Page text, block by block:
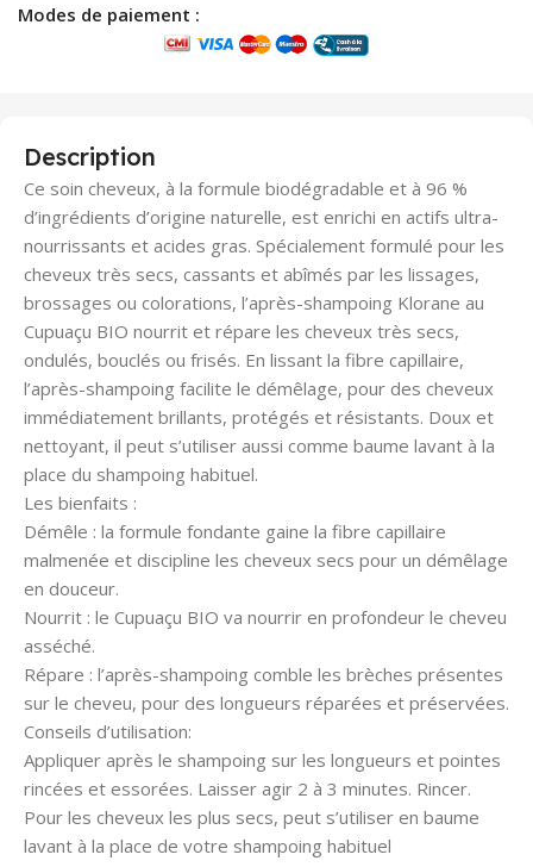
Modes de paiement :
Description
Ce soin cheveux, à la formule biodégradable et à 96 %
d’ingrédients d’origine naturelle, est enrichi en actifs ultra-
nourrissants et acides gras. Spécialement formulé pour les
cheveux très secs, cassants et abîmés par les lissages,
brossages ou colorations, l’après-shampoing Klorane au
Cupuaçu BIO nourrit et répare les cheveux très secs,
ondulés, bouclés ou frisés. En lissant la fibre capillaire,
l’après-shampoing facilite le démêlage, pour des cheveux
immédiatement brillants, protégés et résistants. Doux et
nettoyant, il peut s’utiliser aussi comme baume lavant à la
place du shampoing habituel.
Les bienfaits :
Démêle : la formule fondante gaine la fibre capillaire
malmenée et discipline les cheveux secs pour un démêlage
en douceur.
Nourrit : le Cupuaçu BIO va nourrir en profondeur le cheveu
asséché.
Répare : l’après-shampoing comble les brèches présentes
sur le cheveu, pour des longueurs réparées et préservées.
Conseils d’utilisation:
Appliquer après le shampoing sur les longueurs et pointes
rincées et essorées. Laisser agir 2 à 3 minutes. Rincer.
Pour les cheveux les plus secs, peut s’utiliser en baume
lavant à la place de votre shampoing habituel